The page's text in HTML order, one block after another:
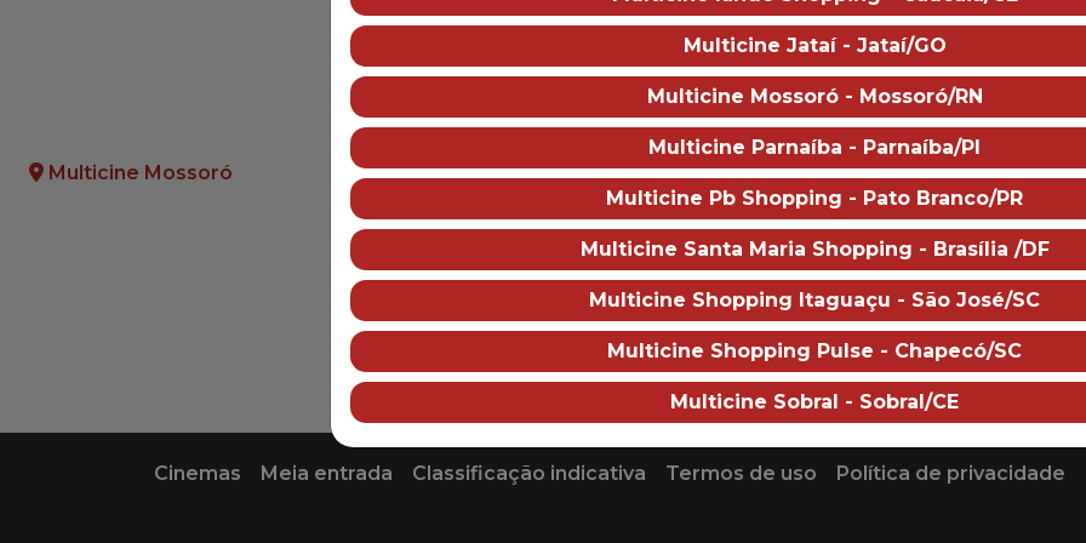
Leandro Soares
Direção
Multicine Mossoró Sobre o
Cinemas Meia entrada Classificação indicativa Termos de uso Política de privacidade
Multicine Jataí - Jataí/GO
Multicine Mossoró - Mossoró/RN
Multicine Parnaíba - Parnaíba/PI
Multicine Pb Shopping - Pato Branco/PR
Multicine Santa Maria Shopping - Brasília /DF
Multicine Shopping Itaguaçu - São José/SC
Multicine Shopping Pulse - Chapecó/SC
Multicine Sobral - Sobral/CE